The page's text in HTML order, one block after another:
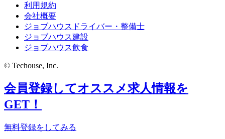
利用規約
会社概要
ジョブハウスドライバー・整備士
ジョブハウス建設
ジョブハウス飲食
© Techouse, Inc.
会員登録してオススメ求人情報を
GET！
無料登録をしてみる